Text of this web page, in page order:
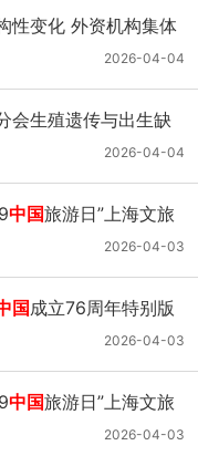
性变化 外资机构集体
2026-04-04
会生殖遗传与出生缺
育力保存联盟学术会
2026-04-04
中国旅游日”上海文旅
2026-04-03
国成立76周年特别版
｜跨越时空_网易新闻
2026-04-03
中国旅游日”上海文旅
2026-04-03